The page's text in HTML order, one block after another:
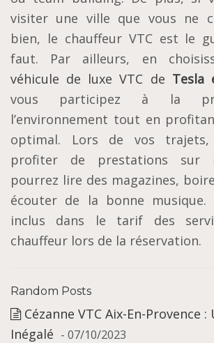
visiter une ville que vous ne
bien, le chauffeur VTC est le
faut. Par ailleurs, en
véhicule de luxe VTC de Tesla
vous participez à la
l’environnement tout en
optimal. Lors de vos trajets,
profiter de prestations sur
pourrez lire des magazines,
écouter de la bonne
inclus dans le tarif des
chauffeur lors de la réservation.
Random Posts
Cézanne VTC Aix-En-Provence :
Inégalé - 07/10/2023